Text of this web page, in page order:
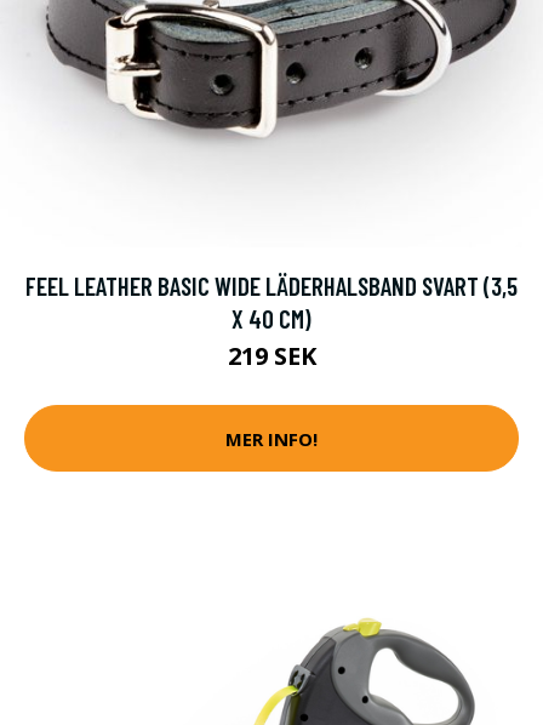
FEEL LEATHER BASIC WIDE LÄDERHALSBAND SVART (3,5
X 40 CM)
219 SEK
MER INFO!